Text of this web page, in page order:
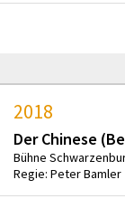
2018
Der Chinese
Bühne
Regie: Peter Bamler